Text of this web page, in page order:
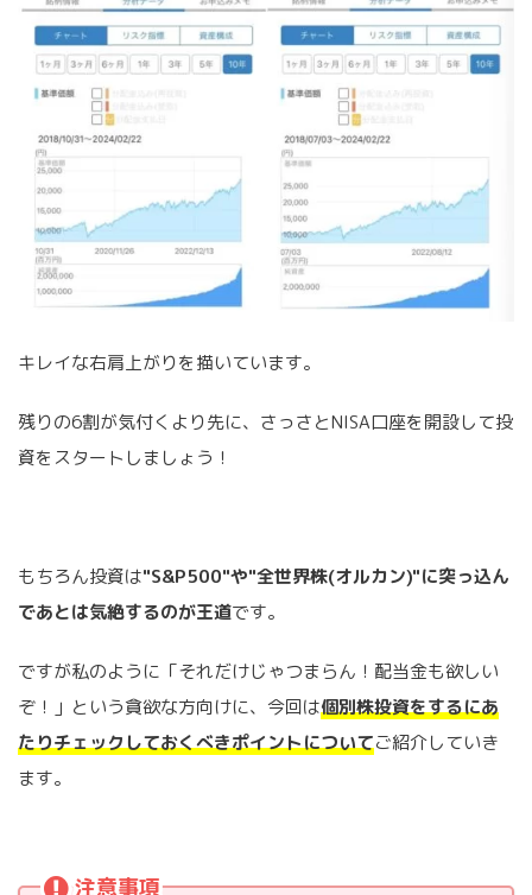
キレイな右肩上がりを描いています。
残りの6割が気付くより先に、さっさとNISA口座を開設して投
資をスタートしましょう！
もちろん投資は"S&P500"や"全世界株(オルカン)"に突っ込ん
であとは気絶するのが王道です。
ですが私のように「それだけじゃつまらん！配当金も欲しい
ぞ！」という貪欲な方向けに、今回は個別株投資をするにあ
たりチェックしておくべきポイントについてご紹介していき
ます。
注意事項